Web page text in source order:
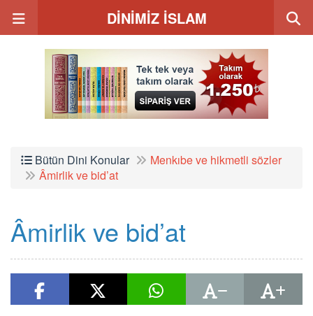
DİNİMİZ İSLAM
Bütün Dini Konular
Menkıbe ve hikmetli sözler
Âmirlik ve bid’at
Âmirlik ve bid’at